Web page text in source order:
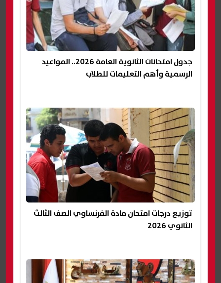
جدول امتحانات الثانوية العامة 2026.. المواعيد
الرسمية وأهم التعليمات للطلاب
توزيع درجات امتحان مادة الفرنساوي الصف الثالث
الثانوي 2026